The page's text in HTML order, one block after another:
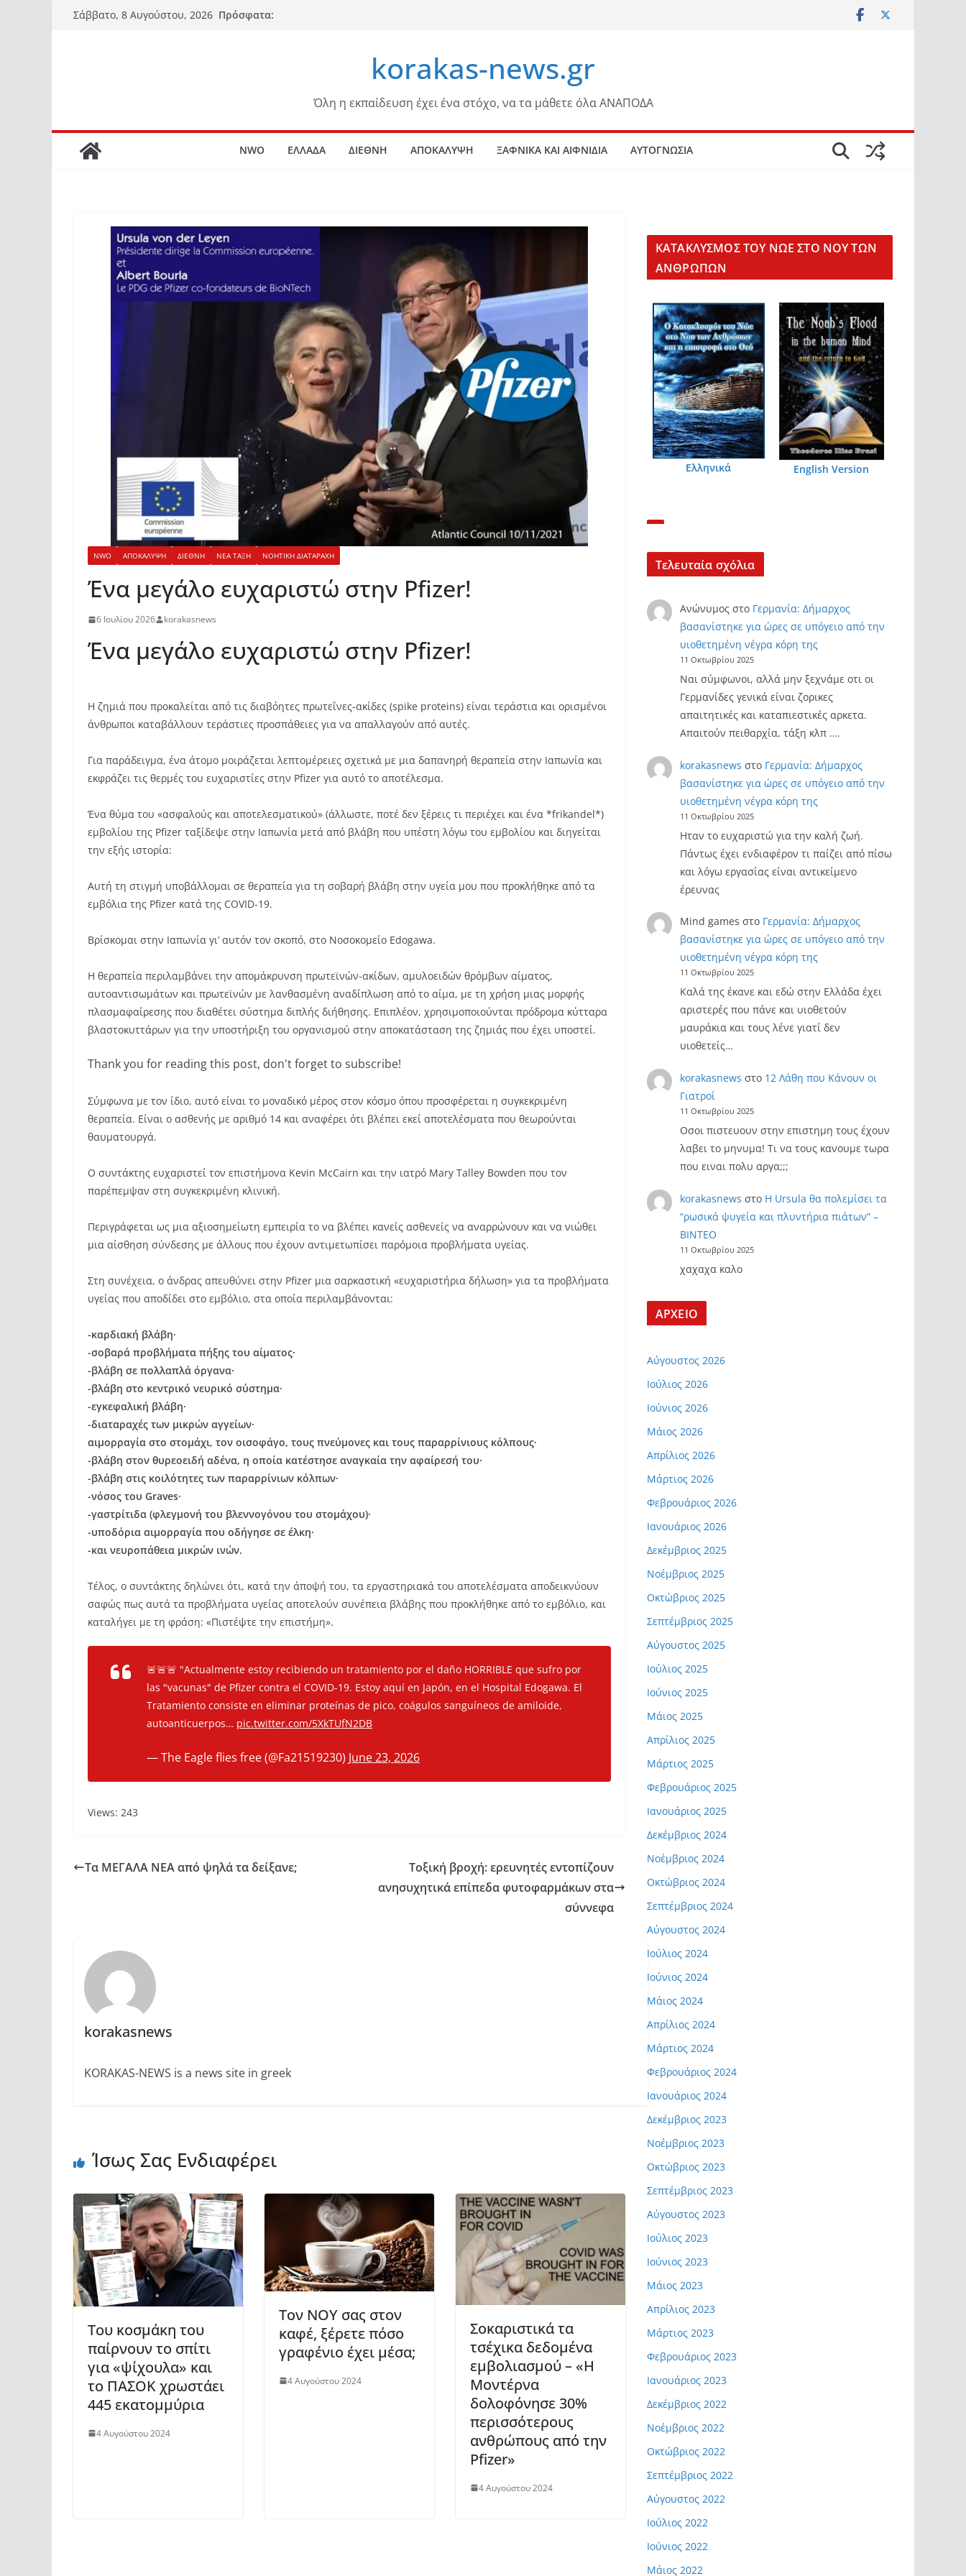
Μετάβαση
Σάββατο, 8 Αυγούστου, 2026 Πρόσφατα:
korakas-news.gr
Όλη η εκπαίδευση έχει ένα στόχο, να τα μάθετε όλα ΑΝΑΠΟΔΑ
NWO ΕΛΛΑΔΑ ΔΙΕΘΝΗ ΑΠΟΚΑΛΥΨΗ ΞΑΦΝΙΚΑ ΚΑΙ ΑΙΦΝΙΔΙΑ ΑΥΤΟΓΝΩΣΙΑ
NWO ΑΠΟΚΑΛΥΨΗ ΔΙΕΘΝΗ ΝΕΑ ΤΑΞΗ ΝΟΗΤΙΚΗ ΔΙΑΤΑΡΑΧΗ
Ένα μεγάλο ευχαριστώ στην Pfizer!
6 Ιουλίου 2026 korakasnews
Ένα μεγάλο ευχαριστώ στην Pfizer!
Η ζημιά που προκαλείται από τις διαβόητες πρωτεΐνες-ακίδες (spike proteins) είναι τεράστια και ορισμένοι
άνθρωποι καταβάλλουν τεράστιες προσπάθειες για να απαλλαγούν από αυτές.
Για παράδειγμα, ένα άτομο μοιράζεται λεπτομέρειες σχετικά με μια δαπανηρή θεραπεία στην Ιαπωνία και
εκφράζει τις θερμές του ευχαριστίες στην Pfizer για αυτό το αποτέλεσμα.
Ένα θύμα του «ασφαλούς και αποτελεσματικού» (άλλωστε, ποτέ δεν ξέρεις τι περιέχει και ένα *frikandel*)
εμβολίου της Pfizer ταξίδεψε στην Ιαπωνία μετά από βλάβη που υπέστη λόγω του εμβολίου και διηγείται
την εξής ιστορία:
Αυτή τη στιγμή υποβάλλομαι σε θεραπεία για τη σοβαρή βλάβη στην υγεία μου που προκλήθηκε από τα
εμβόλια της Pfizer κατά της COVID-19.
Βρίσκομαι στην Ιαπωνία γι’ αυτόν τον σκοπό, στο Νοσοκομείο Edogawa.
Η θεραπεία περιλαμβάνει την απομάκρυνση πρωτεϊνών-ακίδων, αμυλοειδών θρόμβων αίματος,
αυτοαντισωμάτων και πρωτεϊνών με λανθασμένη αναδίπλωση από το αίμα, με τη χρήση μιας μορφής
πλασμαφαίρεσης που διαθέτει σύστημα διπλής διήθησης. Επιπλέον, χρησιμοποιούνται πρόδρομα κύτταρα
βλαστοκυττάρων για την υποστήριξη του οργανισμού στην αποκατάσταση της ζημιάς που έχει υποστεί.
Thank you for reading this post, don't forget to subscribe!
Σύμφωνα με τον ίδιο, αυτό είναι το μοναδικό μέρος στον κόσμο όπου προσφέρεται η συγκεκριμένη
θεραπεία. Είναι ο ασθενής με αριθμό 14 και αναφέρει ότι βλέπει εκεί αποτελέσματα που θεωρούνται
θαυματουργά.
Ο συντάκτης ευχαριστεί τον επιστήμονα Kevin McCairn και την ιατρό Mary Talley Bowden που τον
παρέπεμψαν στη συγκεκριμένη κλινική.
Περιγράφεται ως μια αξιοσημείωτη εμπειρία το να βλέπει κανείς ασθενείς να αναρρώνουν και να νιώθει
μια αίσθηση σύνδεσης με άλλους που έχουν αντιμετωπίσει παρόμοια προβλήματα υγείας.
Στη συνέχεια, ο άνδρας απευθύνει στην Pfizer μια σαρκαστική «ευχαριστήρια δήλωση» για τα προβλήματα
υγείας που αποδίδει στο εμβόλιο, στα οποία περιλαμβάνονται:
-καρδιακή βλάβη·
-σοβαρά προβλήματα πήξης του αίματος·
-βλάβη σε πολλαπλά όργανα·
-βλάβη στο κεντρικό νευρικό σύστημα·
-εγκεφαλική βλάβη·
-διαταραχές των μικρών αγγείων·
αιμορραγία στο στομάχι, τον οισοφάγο, τους πνεύμονες και τους παραρρίνιους κόλπους·
-βλάβη στον θυρεοειδή αδένα, η οποία κατέστησε αναγκαία την αφαίρεσή του·
-βλάβη στις κοιλότητες των παραρρίνιων κόλπων·
-νόσος του Graves·
-γαστρίτιδα (φλεγμονή του βλεννογόνου του στομάχου)·
-υποδόρια αιμορραγία που οδήγησε σε έλκη·
-και νευροπάθεια μικρών ινών.
Τέλος, ο συντάκτης δηλώνει ότι, κατά την άποψή του, τα εργαστηριακά του αποτελέσματα αποδεικνύουν
σαφώς πως αυτά τα προβλήματα υγείας αποτελούν συνέπεια βλάβης που προκλήθηκε από το εμβόλιο, και
καταλήγει με τη φράση: «Πιστέψτε την επιστήμη».
🚨🚨🚨 "Actualmente estoy recibiendo un tratamiento por el daño HORRIBLE que sufro por
las "vacunas" de Pfizer contra el COVID-19. Estoy aquí en Japón, en el Hospital Edogawa. El
Tratamiento consiste en eliminar proteínas de pico, coágulos sanguíneos de amiloide,
autoanticuerpos… pic.twitter.com/5XkTUfN2DB
— The Eagle flies free (@Fa21519230) June 23, 2026
Views: 243
Τα ΜΕΓΑΛΑ ΝΕΑ από ψηλά τα δείξανε;
Τοξική βροχή: ερευνητές εντοπίζουν
ανησυχητικά επίπεδα φυτοφαρμάκων στα
σύννεφα
korakasnews
KORAKAS-NEWS is a news site in greek
Ίσως Σας Ενδιαφέρει
Του κοσμάκη του
παίρνουν το σπίτι
για «ψίχουλα» και
το ΠΑΣΟΚ χρωστάει
445 εκατομμύρια
4 Αυγούστου 2024
Τον ΝΟΥ σας στον
καφέ, ξέρετε πόσο
γραφένιο έχει μέσα;
4 Αυγούστου 2024
Σοκαριστικά τα
τσέχικα δεδομένα
εμβολιασμού – «Η
Μοντέρνα
δολοφόνησε 30%
περισσότερους
ανθρώπους από την
Pfizer»
4 Αυγούστου 2024
KΑΤΑΚΛΥΣΜΟΣ ΤΟΥ ΝΩΕ ΣΤΟ ΝΟΥ ΤΩΝ
ΑΝΘΡΩΠΩΝ
Ελληνικά English Version
Τελευταία σχόλια
Ανώνυμοςστο Γερμανία: Δήμαρχος
βασανίστηκε για ώρες σε υπόγειο από την
υιοθετημένη νέγρα κόρη της
11 Οκτωβρίου 2025
Ναι σύμφωνοι, αλλά μην ξεχνάμε οτι οι
Γερμανίδες γενικά είναι ζορικες
απαιτητικές και καταπιεστικές αρκετα.
Απαιτούν πειθαρχία, τάξη κλπ .…
korakasnews στο Γερμανία: Δήμαρχος
βασανίστηκε για ώρες σε υπόγειο από την
υιοθετημένη νέγρα κόρη της
11 Οκτωβρίου 2025
Ηταν το ευχαριστώ για την καλή ζωή.
Πάντως έχει ενδιαφέρον τι παίζει από πίσω
και λόγω εργασίας είναι αντικείμενο
έρευνας
Mind games στο Γερμανία: Δήμαρχος
βασανίστηκε για ώρες σε υπόγειο από την
υιοθετημένη νέγρα κόρη της
11 Οκτωβρίου 2025
Καλά της έκανε και εδώ στην Ελλάδα έχει
αριστερές που πάνε και υιοθετούν
μαυράκια και τους λένε γιατί δεν
υιοθετείς…
korakasnews στο 12 Λάθη που Κάνουν οι
Γιατροί
11 Οκτωβρίου 2025
Οσοι πιστευουν στην επιστημη τους έχουν
λαβει το μηνυμα! Τι να τους κανουμε τωρα
που ειναι πολυ αργα;;;
korakasnews στο Η Ursula θα πολεμίσει τα
“ρωσικά ψυγεία και πλυντήρια πιάτων” –
ΒΙΝΤΕΟ
11 Οκτωβρίου 2025
χαχαχα καλο
ΑΡΧΕΙΟ
Αύγουστος 2026
Ιούλιος 2026
Ιούνιος 2026
Μάιος 2026
Απρίλιος 2026
Μάρτιος 2026
Φεβρουάριος 2026
Ιανουάριος 2026
Δεκέμβριος 2025
Νοέμβριος 2025
Οκτώβριος 2025
Σεπτέμβριος 2025
Αύγουστος 2025
Ιούλιος 2025
Ιούνιος 2025
Μάιος 2025
Απρίλιος 2025
Μάρτιος 2025
Φεβρουάριος 2025
Ιανουάριος 2025
Δεκέμβριος 2024
Νοέμβριος 2024
Οκτώβριος 2024
Σεπτέμβριος 2024
Αύγουστος 2024
Ιούλιος 2024
Ιούνιος 2024
Μάιος 2024
Απρίλιος 2024
Μάρτιος 2024
Φεβρουάριος 2024
Ιανουάριος 2024
Δεκέμβριος 2023
Νοέμβριος 2023
Οκτώβριος 2023
Σεπτέμβριος 2023
Αύγουστος 2023
Ιούλιος 2023
Ιούνιος 2023
Μάιος 2023
Απρίλιος 2023
Μάρτιος 2023
Φεβρουάριος 2023
Ιανουάριος 2023
Δεκέμβριος 2022
Νοέμβριος 2022
Οκτώβριος 2022
Σεπτέμβριος 2022
Αύγουστος 2022
Ιούλιος 2022
Ιούνιος 2022
Μάιος 2022